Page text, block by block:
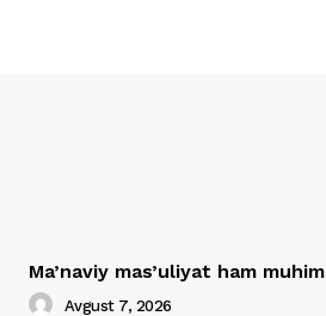
Ma’naviy mas’uliyat ham muhim
Avgust 7, 2026